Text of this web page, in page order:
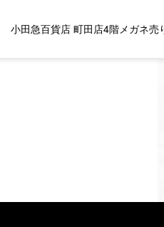
小田急百貨店 町田店4階メガネ売